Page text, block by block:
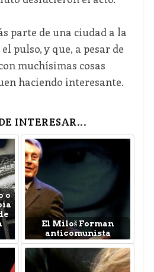
parte de una ciudad a la
pulso, y que, a pesar de
muchísimas cosas
haciendo interesante.
INTERESAR...
o
El Miloš Forman
anticomunista